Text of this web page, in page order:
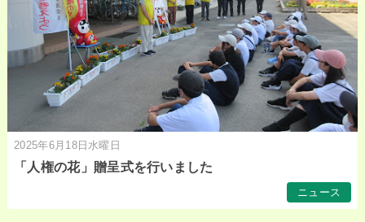
2025年6月18日水曜日
「人権の花」贈呈式を行いました
ニュース